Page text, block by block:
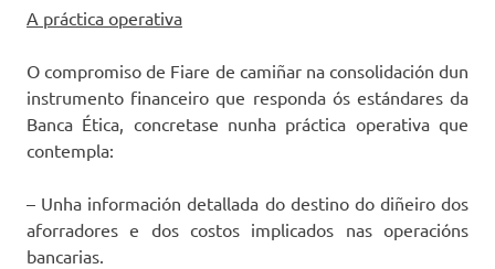
A práctica operativa
O compromiso de Fiare de camiñar na consolidación dun
instrumento financeiro que responda ós estándares da
Banca Ética, concretase nunha práctica operativa que
contempla:
– Unha información detallada do destino do diñeiro dos
aforradores e dos costos implicados nas operacións
bancarias.